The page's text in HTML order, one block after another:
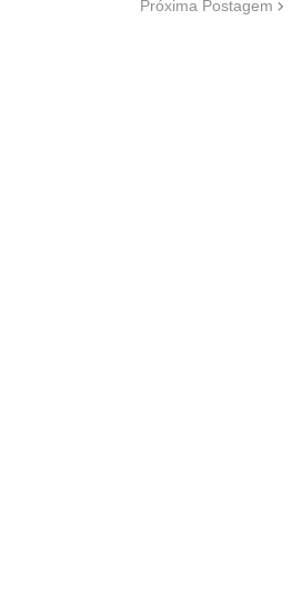
Próxima Postagem